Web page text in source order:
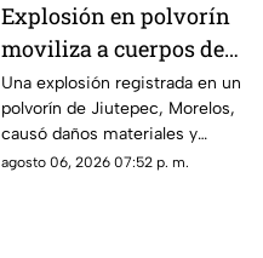
Explosión en polvorín
moviliza a cuerpos de
emergencia
Una explosión registrada en un
polvorín de Jiutepec, Morelos,
causó daños materiales y
generó un operativo de
agosto 06, 2026 07:52 p. m.